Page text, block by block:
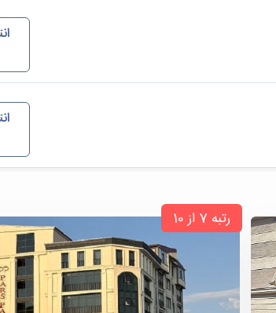
رتبه 7 از 10